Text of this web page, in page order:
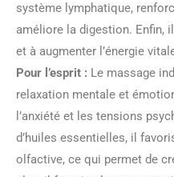
système lymphatique,
améliore la digestion. Enfin,
et à augmenter l’énergie
Pour l’esprit : Le massage
relaxation mentale et
l’anxiété et les tensions
d’huiles essentielles, il
olfactive, ce qui permet de